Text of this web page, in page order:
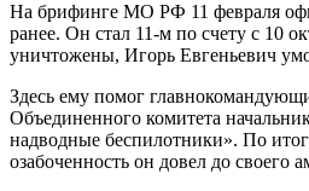
На брифинге МО РФ 11 февраля
ранее. Он стал 11-м по счету с 10
уничтожены, Игорь Евгеньевич
Здесь ему помог
Объединенного комитета
надводные беспилотники». По
озабоченность он довел до своего